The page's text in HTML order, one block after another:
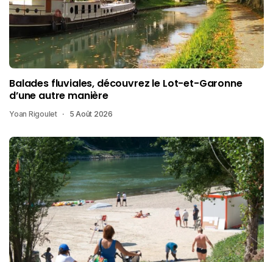
Balades fluviales, découvrez le Lot-et-Garonne
d’une autre manière
Yoan Rigoulet 5 Août 2026